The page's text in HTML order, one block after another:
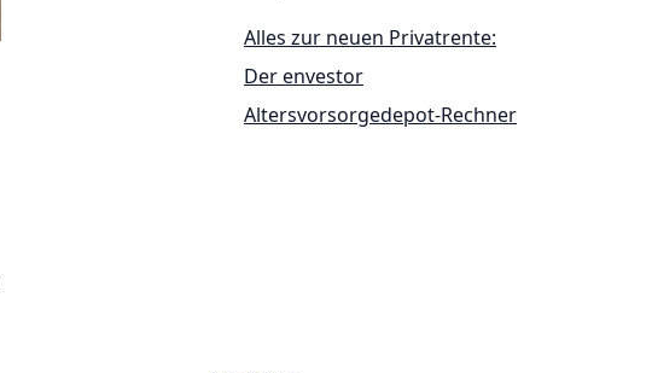
Alles zur neuen Privatrente:
Der envestor
Altersvorsorgedepot-Rechner